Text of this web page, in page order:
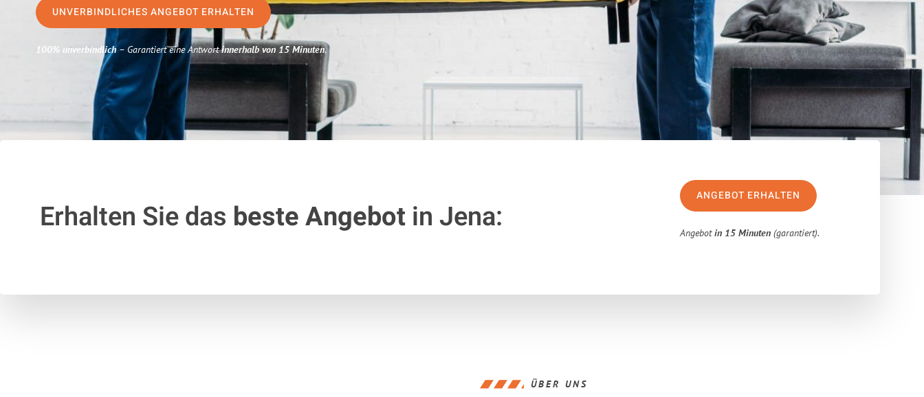
UNVERBINDLICHES ANGEBOT ERHALTEN
100% unverbindlich– Garantiert eine Antwortinnerhalb von 15 Minuten.
Erhalten Sie das beste Angebotin Jena:
ANGEBOT ERHALTEN
Angebotin 15 Minuten (garantiert).
ÜBER UNS